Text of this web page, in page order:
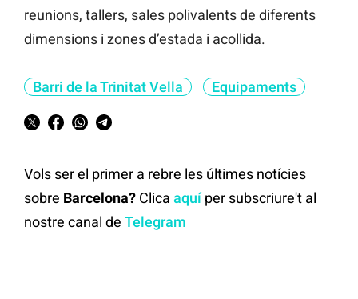
reunions, tallers, sales polivalents de diferents
dimensions i zones d’estada i acollida.
Barri de la Trinitat Vella Equipaments
Vols ser el primer a rebre les últimes notícies
sobre Barcelona? Clica aquíper subscriure't al
nostre canal de Telegram